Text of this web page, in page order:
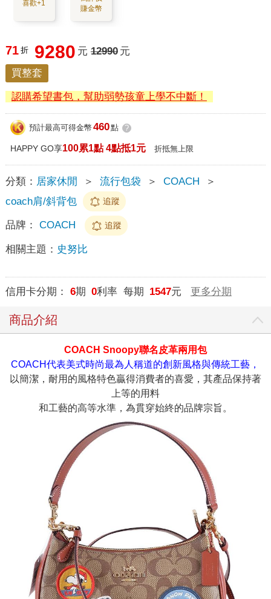
喜歡+1
賺金幣
71 折 9280 元 12990 元
買整套
認購希望書包，幫助弱勢孩童上學不中斷！
預計最高可得金幣 460點 ?
HAPPY GO享100累1點 4點抵1元 折抵無上限
分類： 居家休閒 ＞ 流行包袋 ＞ COACH
＞
coach肩/斜背包
追蹤
品牌： COACH 追蹤
相關主題： 史努比
信用卡分期： 6期 0利率 每期 1547元 更多分期
商品介紹
COACH Snoopy聯名皮革兩用包
COACH代表美式時尚最為人稱道的創新風格與傳統工藝，
以簡潔，耐用的風格特色贏得消費者的喜愛，其產品保持著
上等的用料
和工藝的高等水準，為貫穿始終的品牌宗旨。